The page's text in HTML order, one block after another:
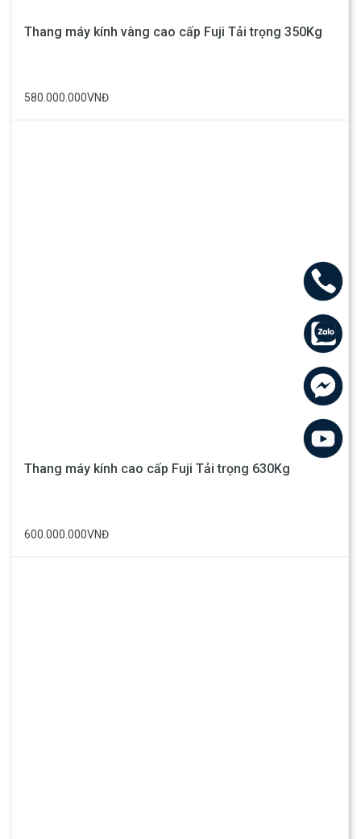
Thang máy kính vàng cao cấp Fuji Tải trọng 350Kg
580.000.000VNĐ
Thang máy kính cao cấp Fuji Tải trọng 630Kg
600.000.000VNĐ